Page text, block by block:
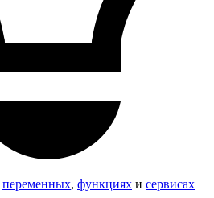
переменных, функциях и сервисах